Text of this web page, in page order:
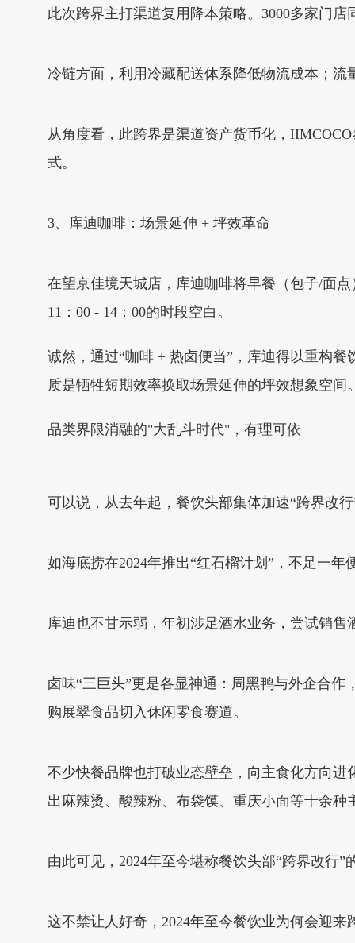
此次跨界主打渠道复用降本策略。3000多家门
冷链方面，利用冷藏配送体系降低物流成本；
从角度看，此跨界是渠道资产货币化，
式。
3、库迪咖啡：场景延伸 + 坪效革命
在望京佳境天城店，库迪咖啡将早餐（包子/面
11：00 - 14：00的时段空白。
诚然，通过“咖啡 + 热卤便当”，库迪得以重构
质是牺牲短期效率换取场景延伸的坪效想象空间
品类界限消融的"大乱斗时代"，有理可依
可以说，从去年起，餐饮头部集体加速“跨界改
如海底捞在2024年推出“红石榴计划”，不足一
库迪也不甘示弱，年初涉足酒水业务，尝试销
卤味“三巨头”更是各显神通：周黑鸭与外企合
购展翠食品切入休闲零食赛道。
不少快餐品牌也打破业态壁垒，向主食化方向进
出麻辣烫、酸辣粉、布袋馍、重庆小面等十余
由此可见，2024年至今堪称餐饮头部“跨界改行
这不禁让人好奇，2024年至今餐饮业为何会迎